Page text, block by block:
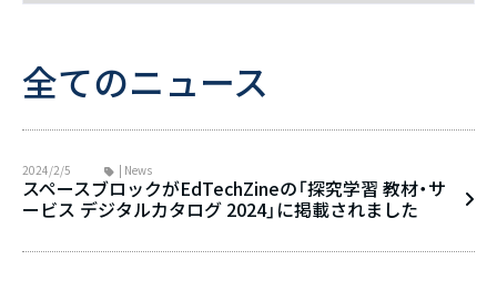
全てのニュース
2024/2/5 | News
スペースブロックがEdTechZineの「探究学習 教材・サ
ービス デジタルカタログ 2024」に掲載されました